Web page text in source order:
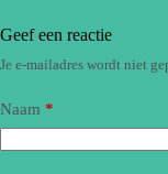
Geef een reactie
Je e-mailadres wordt niet
Naam *